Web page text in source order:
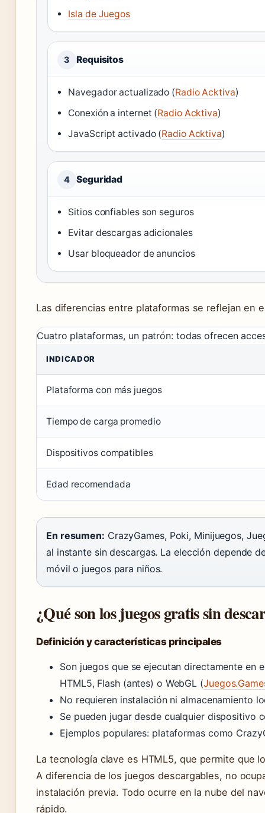
Isla de Juegos
3 Requisitos
Navegador actualizado (Radio Acktiva)
Conexión a internet (Radio Acktiva)
JavaScript activado (Radio Acktiva)
4 Seguridad
Sitios confiables son seguros
Evitar descargas adicionales
Usar bloqueador de anuncios
Las diferencias entre plataformas se reflejan en
Cuatro plataformas, un patrón: todas ofrecen
INDICADOR
Plataforma con más juegos
Tiempo de carga promedio
Dispositivos compatibles
Edad recomendada
En resumen: CrazyGames, Poki, Minijuegos,
al instante sin descargas. La elección depende
móvil o juegos para niños.
¿Qué son los juegos gratis sin
Definición y características principales
Son juegos que se ejecutan directamente en
HTML5, Flash (antes) o WebGL (
No requieren instalación ni almacenamiento
Se pueden jugar desde cualquier dispositivo
Ejemplos populares: plataformas como
La tecnología clave es HTML5, que permite que
A diferencia de los juegos descargables, no
instalación previa. Todo ocurre en la nube del
rápido.